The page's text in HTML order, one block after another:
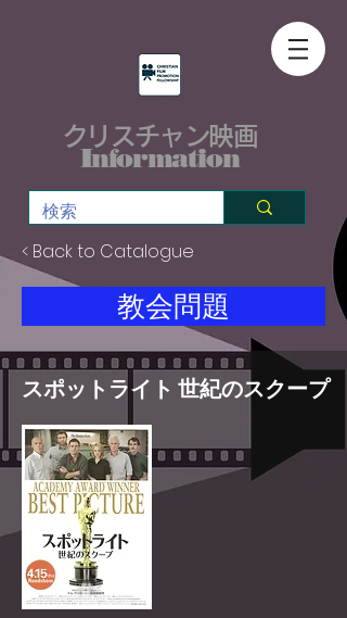
クリスチャン映画
Information
< Back to Catalogue
教会問題
スポットライト 世紀のスクープ